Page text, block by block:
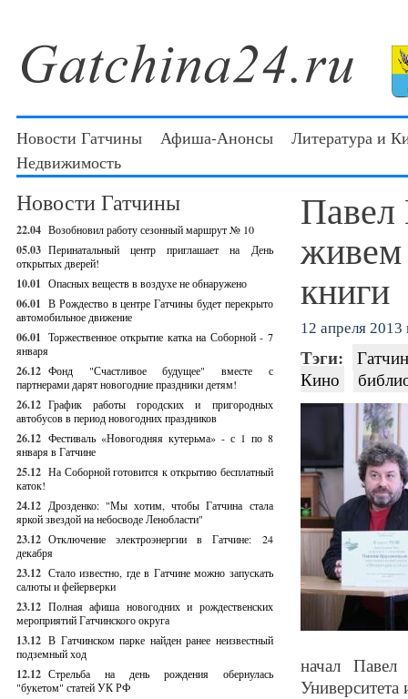
Новости Гатчины Афиша-Анонсы
Литература и
Недвижимость
Новости Гатчины
22.04 Возобновил работу сезонный маршрут № 10
05.03 Перинатальный центр приглашает на День
открытых дверей!
10.01 Опасных веществ в воздухе не обнаружено
06.01 В Рождество в центре Гатчины будет перекрыто
автомобильное движение
06.01 Торжественное открытие катка на Соборной - 7
января
26.12 Фонд "Счастливое будущее" вместе с
партнерами дарят новогодние праздники детям!
26.12 График работы городских и пригородных
автобусов в период новогодних праздников
26.12 Фестиваль «Новогодняя кутерьма» - с 1 по 8
января в Гатчине
25.12 На Соборной готовится к открытию бесплатный
каток!
24.12 Дрозденко: "Мы хотим, чтобы Гатчина стала
яркой звездой на небосводе Ленобласти"
23.12 Отключение электроэнергии в Гатчине: 24
декабря
23.12 Стало известно, где в Гатчине можно запускать
салюты и фейерверки
23.12 Полная афиша новогодних и рождественских
мероприятий Гатчинского округа
13.12 В Гатчинском парке найден ранее неизвестный
подземный ход
12.12 Стрельба на день рождения обернулась
"букетом" статей УК РФ
живем
книги
12 апреля 2013
Тэги:
Кино
начал Павел